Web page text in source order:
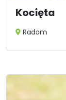
Kocięta
Radom